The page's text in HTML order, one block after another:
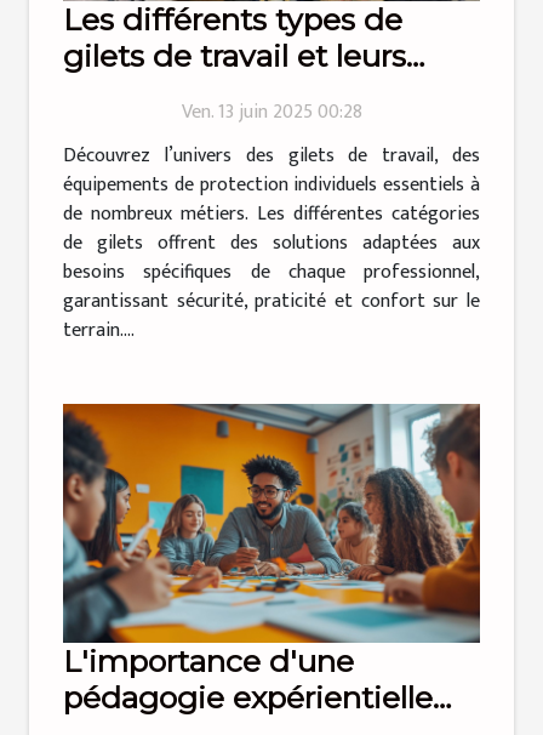
Les différents types de
gilets de travail et leurs
Ven. 13 juin 2025 00:28
Découvrez l’univers des gilets de travail, des
équipements de protection individuels essentiels à
de nombreux métiers. Les différentes catégories
de gilets offrent des solutions adaptées aux
besoins spécifiques de chaque professionnel,
garantissant sécurité, praticité et confort sur le
terrain....
L'importance d'une
pédagogie expérientielle